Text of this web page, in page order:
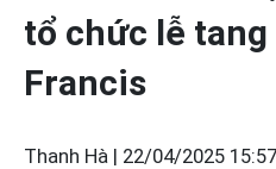
tổ chức lễ tang
Francis
Thanh Hà | 22/04/2025 15:57